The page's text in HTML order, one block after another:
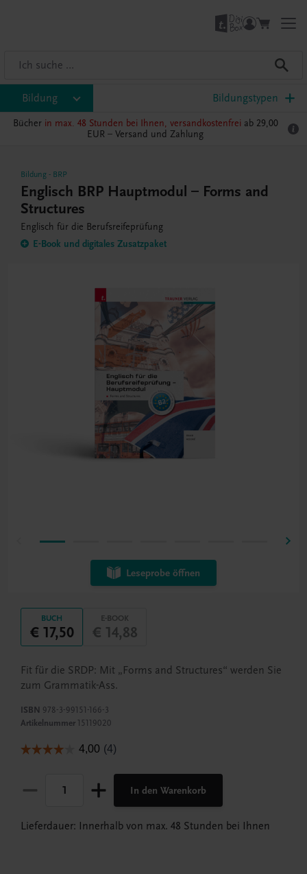
Bildung Bildungstypen
Bücher in max. 48 Stunden bei Ihnen, versandkostenfrei ab 29,00
EUR – Versand und Zahlung
Bildung - BRP
Englisch BRP Hauptmodul – Forms and
Structures
Englisch für die Berufsreifeprüfung
E-Book und digitales Zusatzpaket
Leseprobe öffnen
BUCH
€ 17,50
E-BOOK
€ 14,88
Fit für die SRDP: Mit „Forms and Structures“ werden Sie
zum Grammatik-Ass.
ISBN 978-3-99151-166-3
Artikelnummer 15119020
In den Warenkorb
Lieferdauer: Innerhalb von max. 48 Stunden bei Ihnen